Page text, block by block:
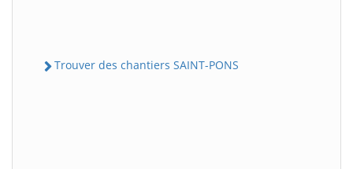
Trouver des chantiers SAINT-PONS